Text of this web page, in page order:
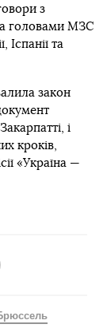
з
головами МЗС
Іспанії та
закон
і
кроків,
«Україна —